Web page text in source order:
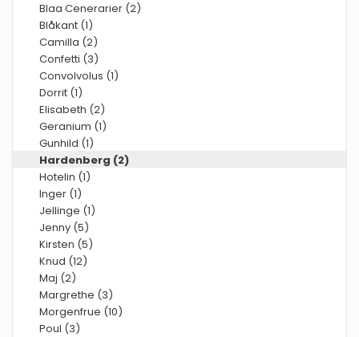
Blaa Cenerarier (2)
Blåkant (1)
Camilla (2)
Confetti (3)
Convolvolus (1)
Dorrit (1)
Elisabeth (2)
Geranium (1)
Gunhild (1)
Hardenberg (2)
Hotelin (1)
Inger (1)
Jellinge (1)
Jenny (5)
Kirsten (5)
Knud (12)
Maj (2)
Margrethe (3)
Morgenfrue (10)
Poul (3)